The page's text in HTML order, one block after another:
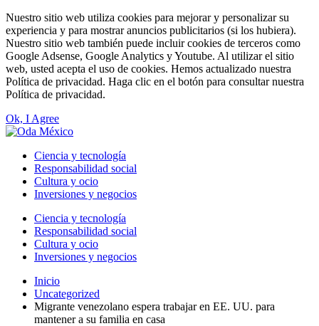
Nuestro sitio web utiliza cookies para mejorar y personalizar su
experiencia y para mostrar anuncios publicitarios (si los hubiera).
Nuestro sitio web también puede incluir cookies de terceros como
Google Adsense, Google Analytics y Youtube. Al utilizar el sitio
web, usted acepta el uso de cookies. Hemos actualizado nuestra
Política de privacidad. Haga clic en el botón para consultar nuestra
Política de privacidad.
Ok, I Agree
Ciencia y tecnología
Responsabilidad social
Cultura y ocio
Inversiones y negocios
Ciencia y tecnología
Responsabilidad social
Cultura y ocio
Inversiones y negocios
Inicio
Uncategorized
Migrante venezolano espera trabajar en EE. UU. para
mantener a su familia en casa